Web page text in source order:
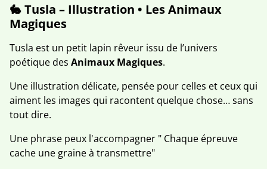
🐇 Tusla – Illustration • Les Animaux
Magiques
Tusla est un petit lapin rêveur issu de l’univers
poétique des Animaux Magiques.
Une illustration délicate, pensée pour celles et ceux qui
aiment les images qui racontent quelque chose… sans
tout dire.
Une phrase peux l'accompagner " Chaque épreuve
cache une graine à transmettre"